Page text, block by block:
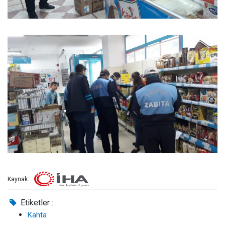
Kaynak:
Etiketler :
Kahta